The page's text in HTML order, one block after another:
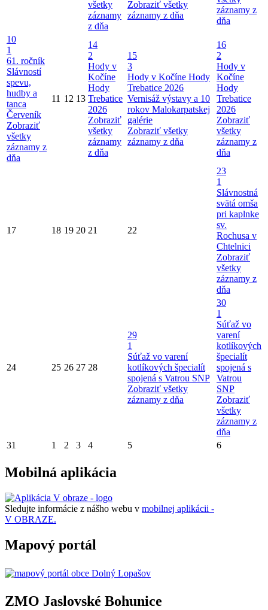
všetky
záznamy
z dňa
Zobraziť všetky
záznamy z dňa
záznamy z
dňa
10
1
61. ročník
Slávností
spevu,
hudby a
tanca
Červeník
Zobraziť
všetky
záznamy z
dňa
11 12 13
14
2
Hody v
Kočíne
Hody
Trebatice
2026
Zobraziť
všetky
záznamy
z dňa
15
3
Hody v Kočíne Hody
Trebatice 2026
Vernisáž výstavy a 10
rokov Malokarpatskej
galérie
Zobraziť všetky
záznamy z dňa
16
2
Hody v
Kočíne
Hody
Trebatice
2026
Zobraziť
všetky
záznamy z
dňa
17 18 19 20 21 22
23
1
Slávnostná
svätá omša
pri kaplnke
sv.
Rochusa v
Chtelnici
Zobraziť
všetky
záznamy z
dňa
24 25 26 27 28
29
1
Súťaž vo varení
kotlíkových špecialít
spojená s Vatrou SNP
Zobraziť všetky
záznamy z dňa
30
1
Súťaž vo
varení
kotlíkových
špecialít
spojená s
Vatrou
SNP
Zobraziť
všetky
záznamy z
dňa
31
1 2 3 4 5 6
Mobilná aplikácia
Sledujte informácie z nášho webu v mobilnej aplikácii -
V OBRAZE.
Mapový portál
ZMO Jaslovské Bohunice